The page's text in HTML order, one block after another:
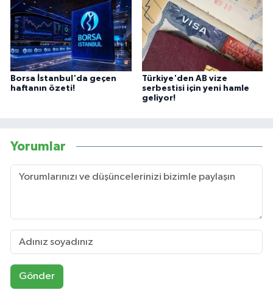
Borsa İstanbul'da geçen
haftanın özeti!
Türkiye'den AB vize
serbestisi için yeni hamle
geliyor!
Yorumlar
Gönder